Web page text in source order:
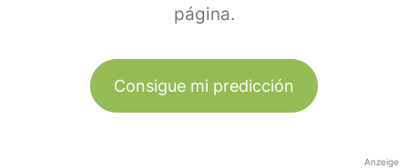
página.
Consigue mi predicción
Anzeige